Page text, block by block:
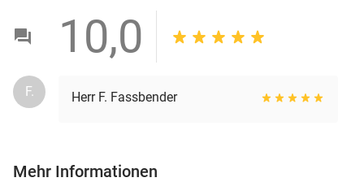
10,0
F. Herr F. Fassbender
Mehr Informationen